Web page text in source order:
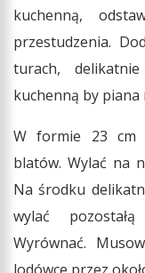
kuchenną,
przestudzenia.
turach,
kuchenną by piana
W formie 23 cm
blatów. Wylać na
Na środku
wylać
Wyrównać.